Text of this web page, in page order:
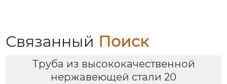
Связанный Поиск
Труба из высококачественной
нержавеющей стали 20